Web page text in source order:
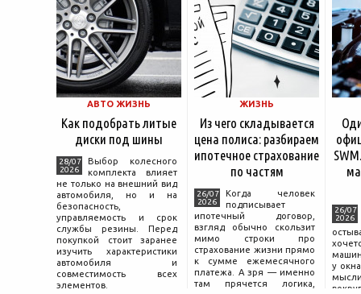
АВТО ЖИЗНЬ
Как подобрать литые
диски под шины
28/07
2026
Выбор колесного
комплекта влияет
не только на внешний вид
автомобиля, но и на
безопасность,
управляемость и срок
службы резины. Перед
покупкой стоит заранее
изучить характеристики
автомобиля и
совместимость всех
элементов.
ЖИЗНЬ
Из чего складывается
цена полиса: разбираем
ипотечное страхование
по частям
26/07
2026
Когда человек
подписывает
ипотечный договор,
взгляд обычно скользит
мимо строки про
страхование жизни прямо
к сумме ежемесячного
платежа. А зря — именно
там прячется логика,
26/07
2026
у
мысли